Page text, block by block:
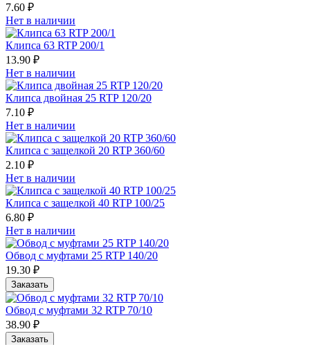
7.60 ₽
Нет в наличии
Клипса 63 RTP 200/1
13.90 ₽
Нет в наличии
Клипса двойная 25 RTP 120/20
7.10 ₽
Нет в наличии
Клипса с защелкой 20 RTP 360/60
2.10 ₽
Нет в наличии
Клипса с защелкой 40 RTP 100/25
6.80 ₽
Нет в наличии
Обвод с муфтами 25 RTP 140/20
19.30 ₽
Заказать
Обвод с муфтами 32 RTP 70/10
38.90 ₽
Заказать